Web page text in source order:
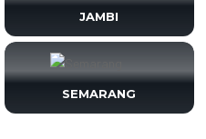
JAMBI
SEMARANG